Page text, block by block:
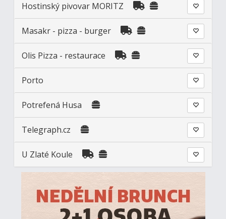
Hostinský pivovar MORITZ
Masakr - pizza - burger
Olis Pizza - restaurace
Porto
Potrefená Husa
Telegraph.cz
U Zlaté Koule